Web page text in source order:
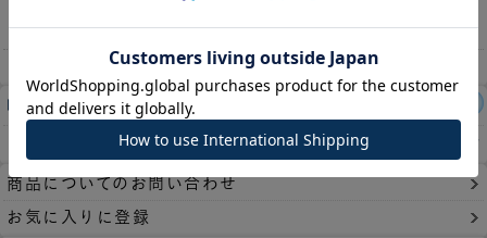
レビュー件数： 3件
この商品の平均評価： 4.67
商品についてのお問い合わせ
お気に入りに登録